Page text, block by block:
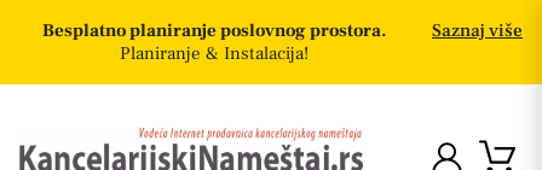
Besplatno planiranje poslovnog prostora.
Planiranje & Instalacija!
Saznaj više